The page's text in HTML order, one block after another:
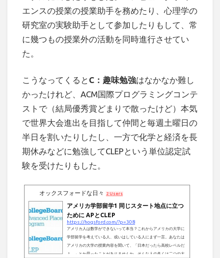
エンスの授業の授業助手を務めたり、心理学の
研究室の実験助手として参加したりもして、常
に幾つもの授業外の活動を同時進行させてい
た。
こうなってくると C：趣味勉強はなかなか難し
かったけれど、ACM国際プログラミングコンテ
ストで（結局優秀賞どまりで散ったけど）本気
で世界大会進出を目指して仲間と毎週土曜日の
半日を割いたりしたし、一方で化学と経済を長
期休みなどに勉強してCLEPという単位認定試
験を受けたりもした。
オックスフォードな日々 2 Users
アメリカ学部留学1 同じスタート地点に立つ
ために APとCLEP
https://hogsford.com/?p=308
アメリカ人は数学ができないって本当？これからアメリカの大学に
学部留学を考えている人、或いはしている人にまず一言。あなたは
アメリカの大学の授業内容を聞いて、「日本だったら高校レベルだ
よ。」とか思ったことがありませんか。そんな人の多くは二つの大